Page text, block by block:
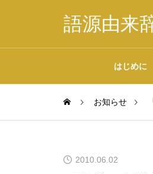
語源由来
はじめに
お知らせ
2010.06.02